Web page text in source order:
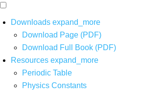
Downloads expand_more
Download Page (PDF)
Download Full Book (PDF)
Resources expand_more
Periodic Table
Physics Constants